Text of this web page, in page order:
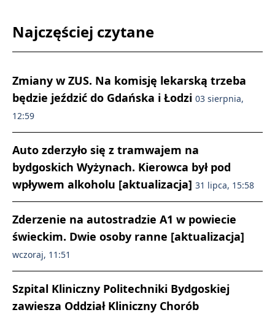
Najczęściej czytane
Zmiany w ZUS. Na komisję lekarską trzeba
będzie jeździć do Gdańska i Łodzi 03 sierpnia,
12:59
Auto zderzyło się z tramwajem na
bydgoskich Wyżynach. Kierowca był pod
wpływem alkoholu [aktualizacja] 31 lipca, 15:58
Zderzenie na autostradzie A1 w powiecie
świeckim. Dwie osoby ranne [aktualizacja]
wczoraj, 11:51
Szpital Kliniczny Politechniki Bydgoskiej
zawiesza Oddział Kliniczny Chorób